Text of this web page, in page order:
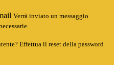
Verrà inviato un messaggio
Effettua il reset della password